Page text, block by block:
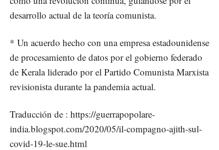
desarrollo actual de la teoría comunista.
* Un acuerdo hecho con una empresa estadounidense
de procesamiento de datos por el gobierno federado
de Kerala liderado por el Partido Comunista Marxista
revisionista durante la pandemia actual.
Traducción de : https://guerrapopolare-
india.blogspot.com/2020/05/il-compagno-ajith-sul-
covid-19-le-sue.html